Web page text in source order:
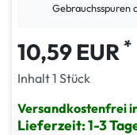
Gebrauchsspuren
10,59 EUR *
Inhalt1 Stück
Versandkostenfrei
Lieferzeit: 1-3